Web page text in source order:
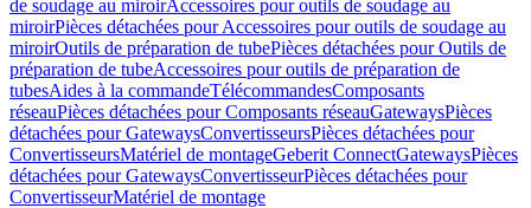
de soudage au miroirAccessoires pour outils de soudage au
miroirPièces détachées pour Accessoires pour outils de soudage au
miroirOutils de préparation de tubePièces détachées pour Outils de
préparation de tubeAccessoires pour outils de préparation de
tubesAides à la commandeTélécommandesComposants
réseauPièces détachées pour Composants réseauGatewaysPièces
détachées pour GatewaysConvertisseursPièces détachées pour
ConvertisseursMatériel de montageGeberit ConnectGatewaysPièces
détachées pour GatewaysConvertisseurPièces détachées pour
ConvertisseurMatériel de montage